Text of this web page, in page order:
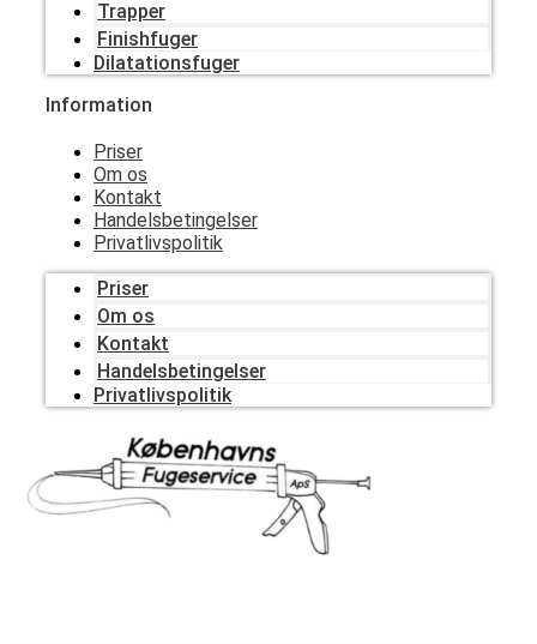
Trapper
Finishfuger
Dilatationsfuger
Information
Priser
Om os
Kontakt
Handelsbetingelser
Privatlivspolitik
Priser
Om os
Kontakt
Handelsbetingelser
Privatlivspolitik